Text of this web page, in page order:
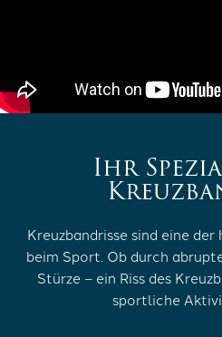
Ihr
Kreuzbandrisse sind eine
beim Sport. Ob durch
Stürze – ein Riss des
sportliche